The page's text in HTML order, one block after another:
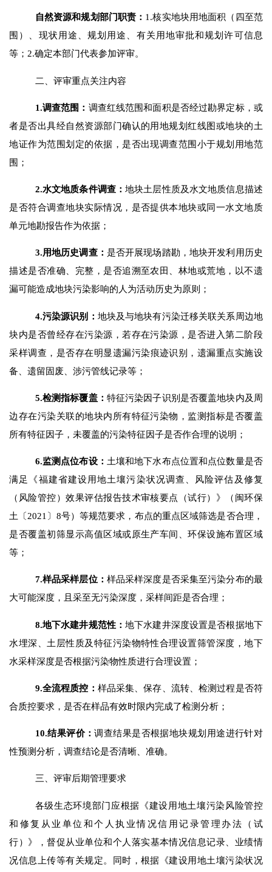
自然资源和规划部门职责： 1.核实地块用地面积（四至范
围）、现状用途、规划用途、有关用地审批和规划许可信息
等； 2.确定本部门代表参加评审。
二 、评审重点关注内容
1.调查范围： 调查红线范围和面积是否经过勘界定标，或
者是否出具经自然资源部门确认的用地规划红线图或地块的土
地证作为范围划定的依据 ，是否出现调查范围小于规划用地范
围 ；
2.水文地质条件调查：地块土层性质及水文地质信息描述
是否符合调查地块实际情况，是否提供本地块或同一水文地质
单元地勘报告作为依据；
3.用地历史调查： 是否开展现场踏勘 ， 地块开发利用历史
描述是否准确、完整，是否追溯至农田、林地或荒地，以不遗
漏可能造成地块污染影响的人为活动历史为原则；
4.污染源识别： 地块及与地块有污染迁移关联关系周边地
块内是否曾经存在污染源，若存在污染源，是否进入第二阶段
采样调查 ， 是否存在明显遗漏污染痕迹识别，遗漏重点实施设
备、遗留固废、涉污管线记录等；
5.检测指标覆盖： 特征污染因子识别是否覆盖地块内及周
边存在污染关联的地块内所有特征污染物，监测指标是否覆盖
所有特征因子，未覆盖的污染特征因子是否作合理的说明；
6.监测点位布设： 土壤和地下水布点位置和点位数量是否
满足《福建省建设用地土壤污染状况调查、风险评估及修复
（风险管控）效果评估报告技术审核要点（试行）》（闽环保
土〔2021 〕 8号）等规范要求，布点的重点区域筛选是否合理，
是否覆盖初筛显示高值区域或原生产车间、环保设施布置区域
等；
7.样品采样层位： 样品采样深度是否采集至污染分布的最
大可能深度，且采至无污染深度，采样间距是否合理；
8.地下水建井规范性：地下水建井深度设置是否根据地下
水埋深、土层性质及特征污染物特性合理设置筛管深度，地下
水采样深度是否根据污染物性质进行合理设置；
9.全流程质控： 样品采集、保存、流转、检测过程是否符
合质控要求，是否在样品有效时限内完成了检测分析；
10.结果评价：调查结果是否根据地块规划用途进行针对
性预测分析，调查结论是否清晰、准确。
三 、评审后期管理要求
各级生态环境部门应根据《建设用地土壤污染风险管控
和修复从业单位和个人执业情况信用记录管理办法（试
行） 》，督促从业单位和个人 落实基本情况信息记录、业绩情
况信息上传等有关规定。同时，根据《建设用地土壤污染状况